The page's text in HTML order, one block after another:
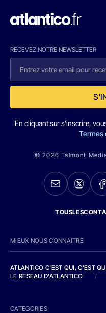
RECEVEZ NOTRE NEWSLETTER
En cliquant sur s'inscrire,
Termes
© 2026 Talmont
MIEUX NOUS CONNAITRE
ATLANTICO C'EST QUI, C'EST
LE RESEAU D'ATLANTICO
/
CATEGORIES